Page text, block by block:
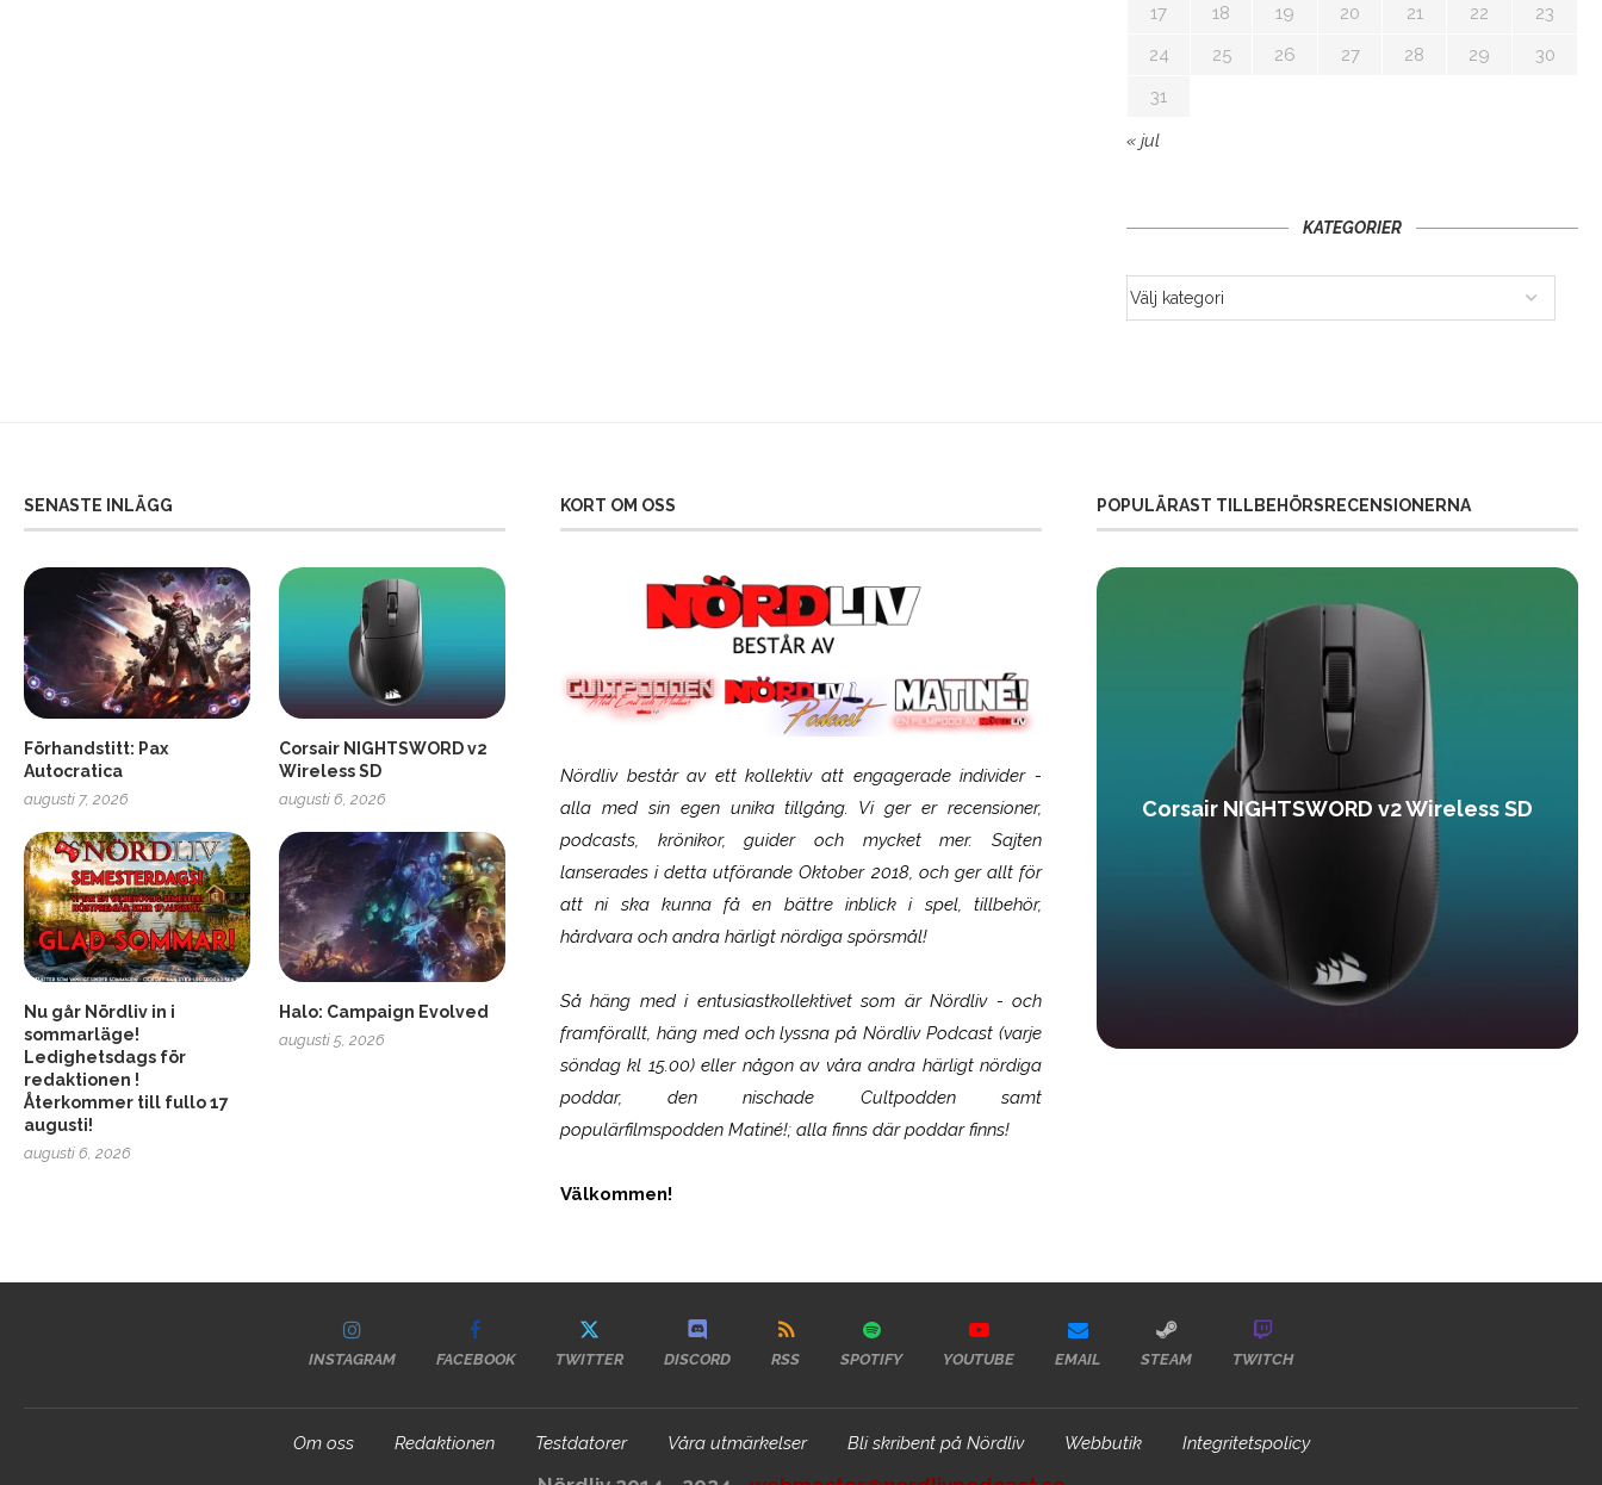
17
18 19 20 21 22
23
24
25 26 27 28 29
30
31
« jul
KATEGORIER
SENASTE INLÄGG
Förhandstitt: Pax
Autocratica
augusti 7, 2026
Corsair NIGHTSWORD v2
Wireless SD
augusti 6, 2026
Nu går Nördliv in i
sommarläge!
Ledighetsdags för
redaktionen !
Återkommer till fullo 17
augusti!
augusti 6, 2026
Halo: Campaign Evolved
augusti 5, 2026
KORT OM OSS
Nördliv består av ett kollektiv att engagerade individer -
alla med sin egen unika tillgång. Vi ger er recensioner,
podcasts, krönikor, guider och mycket mer. Sajten
lanserades i detta utförande Oktober 2018, och ger allt för
att ni ska kunna få en bättre inblick i spel, tillbehör,
hårdvara och andra härligt nördiga spörsmål!
Så häng med i entusiastkollektivet som ärNördliv- och
framförallt, häng med och lyssna på Nördliv Podcast (varje
söndag kl 15.00) eller någon av våra andra härligt nördiga
poddar, den nischade Cultpodden samt
populärfilmspodden Matiné!; alla finns där poddar finns!
Välkommen!
POPULÄRAST TILLBEHÖRSRECENSIONERNA
Soundcore Liberty 5 Pro SCUF Gaming Omega Corsair NIGHTSWORD v2 Wireless SD
INSTAGRAM FACEBOOK TWITTER DISCORD RSS SPOTIFY YOUTUBE EMAIL STEAM TWITCH
Om oss Redaktionen Testdatorer Våra utmärkelser Bli skribent på Nördliv Webbutik Integritetspolicy